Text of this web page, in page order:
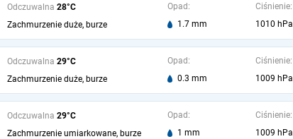
Odczuwalna 28°C
Zachmurzenie duże, burze
Opad:
1.7 mm
Ciśnienie:
1010 hPa
Odczuwalna 29°C
Zachmurzenie duże, burze
Opad:
0.3 mm
Ciśnienie:
1009 hPa
Odczuwalna 29°C
Zachmurzenie umiarkowane, burze
Opad:
1 mm
Ciśnienie:
1009 hPa